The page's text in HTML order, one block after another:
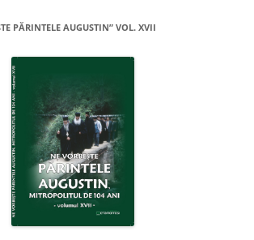
PĂRINTELE AUGUSTIN” VOL. XVII